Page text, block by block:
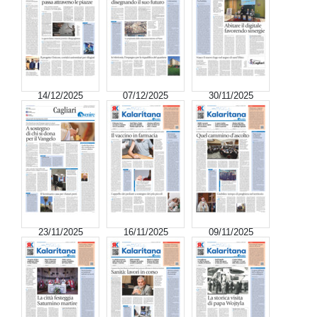
14/12/2025 07/12/2025 30/11/2025
23/11/2025 16/11/2025 09/11/2025